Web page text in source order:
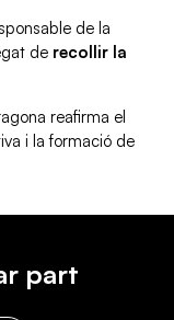
de la
de recollir la
reafirma el
i la formació de
part